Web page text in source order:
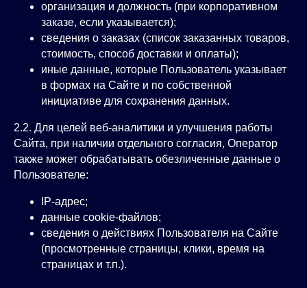
организация и должность (при корпоративном
заказе, если указывается);
сведения о заказах (список заказанных товаров,
стоимость, способ доставки и оплаты);
иные данные, которые Пользователь указывает
в формах на Сайте и по собственной
инициативе для сохранения данных.
2.2. Для целей веб‑аналитики и улучшения работы
Сайта, при наличии отдельного согласия, Оператор
также может обрабатывать обезличенные данные о
Пользователе:
IP‑адрес;
данные cookie‑файлов;
сведения о действиях Пользователя на Сайте
(просмотренные страницы, клики, время на
страницах и т.п.).